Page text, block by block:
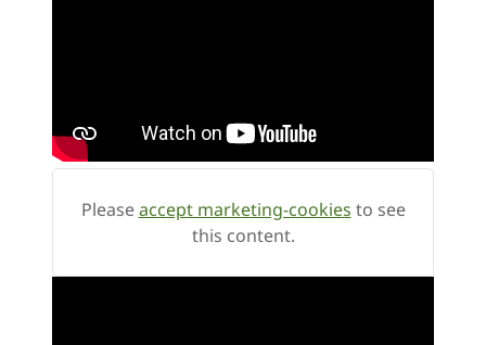
Pleaseaccept marketing-cookies to see
this content.